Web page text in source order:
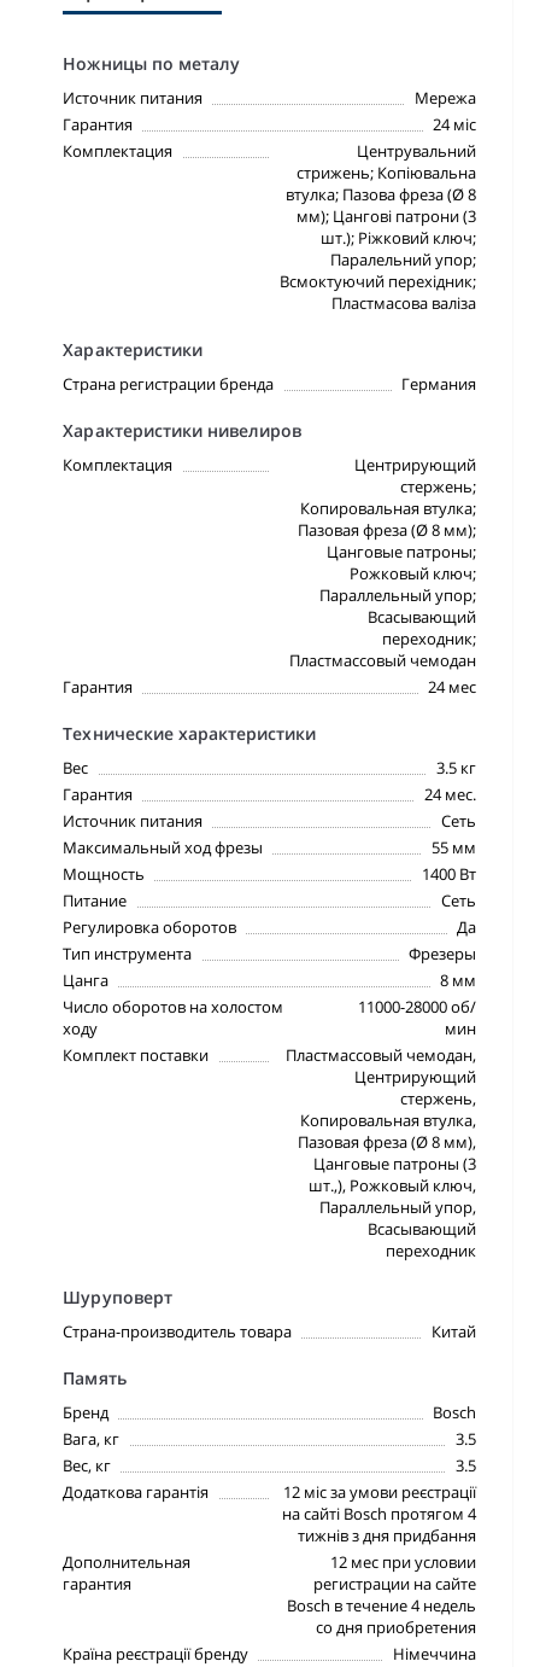
Ножницы по металу
Источник питания
Мережа
Гарантия
24 міс
Комплектация
Центрувальний
стрижень; Копіювальна
втулка; Пазова фреза (Ø 8
мм); Цангові патрони (3
шт.); Ріжковий ключ;
Паралельний упор;
Всмоктуючий перехідник;
Пластмасова валіза
Характеристики
Страна регистрации бренда Германия
Характеристики нивелиров
Комплектация
Центрирующий
стержень;
Копировальная втулка;
Пазовая фреза (Ø 8 мм);
Цанговые патроны;
Рожковый ключ;
Параллельный упор;
Всасывающий
переходник;
Пластмассовый чемодан
Гарантия
24 мес
Технические характеристики
Вес
3.5 кг
Гарантия
24 мес.
Источник питания
Сеть
Максимальный ход фрезы
55 мм
Мощность
1400 Вт
Питание
Сеть
Регулировка оборотов
Да
Тип инструмента
Фрезеры
Цанга
8 мм
Число оборотов на холостом
ходу
11000-28000 об/
мин
Комплект поставки
Пластмассовый чемодан,
Центрирующий
стержень,
Копировальная втулка,
Пазовая фреза (Ø 8 мм),
Цанговые патроны (3
шт.,), Рожковый ключ,
Параллельный упор,
Всасывающий
переходник
Шуруповерт
Страна-производитель товара Китай
Память
Бренд
Bosch
Вага, кг
3.5
Вес, кг
3.5
Додаткова гарантія
12 міс за умови реєстрації
на сайті Bosch протягом 4
тижнів з дня придбання
Дополнительная
гарантия
12 мес при условии
регистрации на сайте
Bosch в течение 4 недель
со дня приобретения
Країна реєстрації бренду
Німеччина